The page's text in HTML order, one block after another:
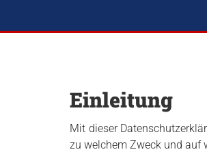
Einleitung
Mit dieser
zu welchem Zweck und auf